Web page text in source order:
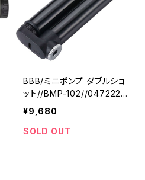
BBB/ミニポンプ ダブルショ
ット//BMP-102//047222-
01/ビービービー
¥9,680
SOLD OUT